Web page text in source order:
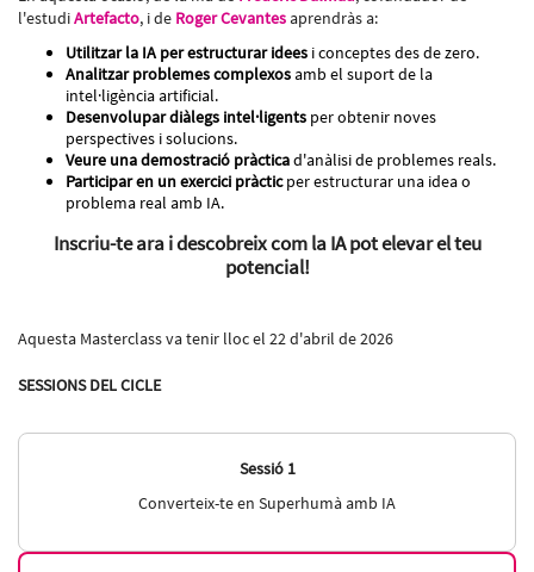
l'estudiArtefacto, i de Roger Cevantesaprendràs a:
Utilitzar la IA per estructurar idees i conceptes des de zero.
Analitzar problemes complexosamb el suport de la
intel·ligència artificial.
Desenvolupar diàlegs intel·ligents per obtenir noves
perspectives i solucions.
Veure una demostració pràcticad'anàlisi de problemes reals.
Participar en un exercici pràcticper estructurar una idea o
problema real amb IA.
Inscriu-te ara i descobreix com la IA pot elevar el teu
potencial!
Aquesta Masterclass va tenir lloc el 22 d'abril de 2026
SESSIONS DEL CICLE
Sessió 1
Converteix-te en Superhumà amb IA